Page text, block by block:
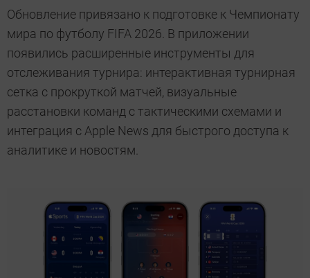
Обновление привязано к подготовке к Чемпионату
мира по футболу FIFA 2026. В приложении
появились расширенные инструменты для
отслеживания турнира: интерактивная турнирная
сетка с прокруткой матчей, визуальные
расстановки команд с тактическими схемами и
интеграция с Apple News для быстрого доступа к
аналитике и новостям.